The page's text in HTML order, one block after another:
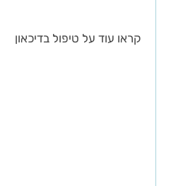
קראו עוד על טיפול בדיכאון